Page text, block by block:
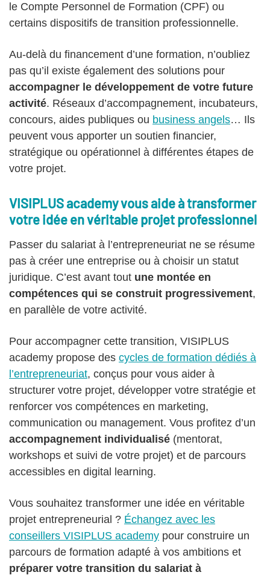
le Compte Personnel de Formation (CPF) ou
certains dispositifs de transition professionnelle.
Au-delà du financement d’une formation, n’oubliez
pas qu’il existe également des solutions pour
accompagner le développement de votre future
activité. Réseaux d’accompagnement, incubateurs,
concours, aides publiques ou business angels… Ils
peuvent vous apporter un soutien financier,
stratégique ou opérationnel à différentes étapes de
votre projet.
VISIPLUS academy vous aide à transformer
votre idée en véritable projet professionnel
Passer du salariat à l’entrepreneuriat ne se résume
pas à créer une entreprise ou à choisir un statut
juridique. C’est avant tout une montée en
compétences qui se construit progressivement,
en parallèle de votre activité.
Pour accompagner cette transition, VISIPLUS
academy propose des cycles de formation dédiés à
l’entrepreneuriat, conçus pour vous aider à
structurer votre projet, développer votre stratégie et
renforcer vos compétences en marketing,
communication ou management. Vous profitez d’un
accompagnement individualisé (mentorat,
workshops et suivi de votre projet) et de parcours
accessibles en digital learning.
Vous souhaitez transformer une idée en véritable
projet entrepreneurial ? Échangez avec les
conseillers VISIPLUS academy pour construire un
parcours de formation adapté à vos ambitions et
préparer votre transition du salariat à